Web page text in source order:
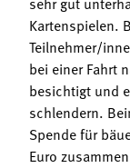
Kartenspielen.
Teilnehmer/
bei einer Fahrt
besichtigt und
schlendern.
Spende für
Euro